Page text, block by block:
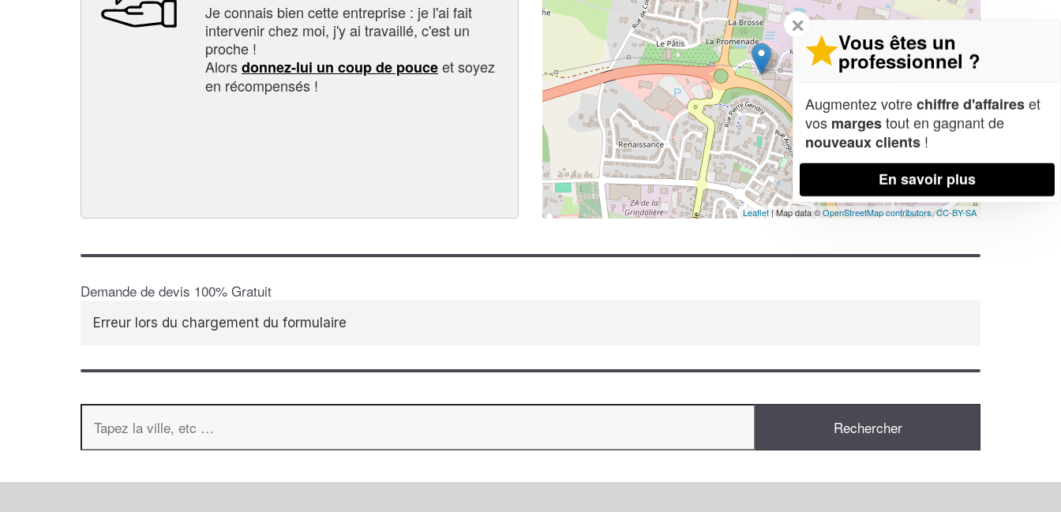
Je connais bien cette entreprise : je l'ai fait
intervenir chez moi, j'y ai travaillé, c'est un
proche !
Alorsdonnez-lui un coup de pouceet soyez
en récompensés !
Leaflet| Map data ©OpenStreetMap contributors,CC-BY-SA
Demande de devis 100% Gratuit
Erreur lors du chargement du formulaire
✕
Vous êtes un
professionnel ?
Augmentez votrechiffre d'affaireset
vos margestout en gagnant de
nouveaux clients !
En savoir plus